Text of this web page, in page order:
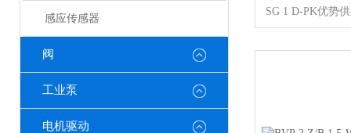
感应传感器
阀
工业泵
电机驱动